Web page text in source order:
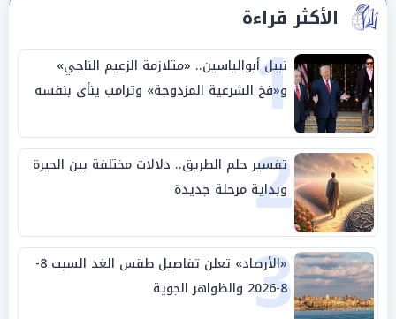
الأكثر قراءة
1
نبيل أبوالياسين.. «متلازمة الزعيم الناجي»
و«فخ الشرعية المزدوجة» وترامب ينأى بنفسه
وحليفه في «ميتم استراتيجي»
2
تفسير حلم الطريق.. دلالات مختلفة بين الحيرة
وبداية مرحلة جديدة
3
«الأرصاد» تعلن تفاصيل طقس الغد السبت 8-
8-2026 والظواهر الجوية